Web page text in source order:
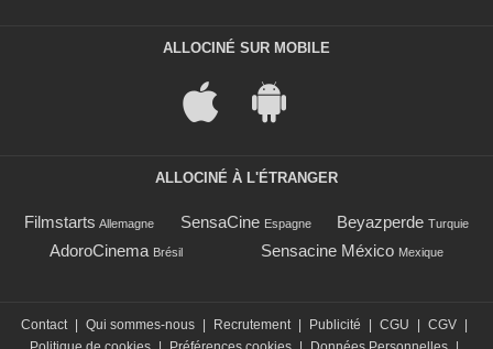
ALLOCINÉ SUR MOBILE
ALLOCINÉ À L'ÉTRANGER
Filmstarts Allemagne SensaCine Espagne Beyazperde Turquie
AdoroCinema Brésil Sensacine México Mexique
Contact | Qui sommes-nous | Recrutement | Publicité | CGU | CGV |